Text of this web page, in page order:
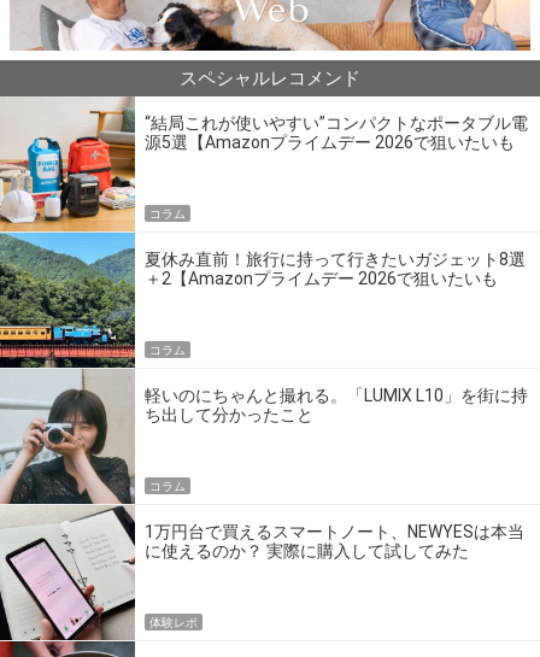
スペシャルレコメンド
“結局これが使いやすい”コンパクトなポータブル電
源5選【Amazonプライムデー 2026で狙いたいも
コラム
夏休み直前！旅行に持って行きたいガジェット8選
＋2【Amazonプライムデー 2026で狙いたいも
コラム
軽いのにちゃんと撮れる。「LUMIX L10」を街に持
ち出して分かったこと
コラム
1万円台で買えるスマートノート、NEWYESは本当
に使えるのか？ 実際に購入して試してみた
体験レポ